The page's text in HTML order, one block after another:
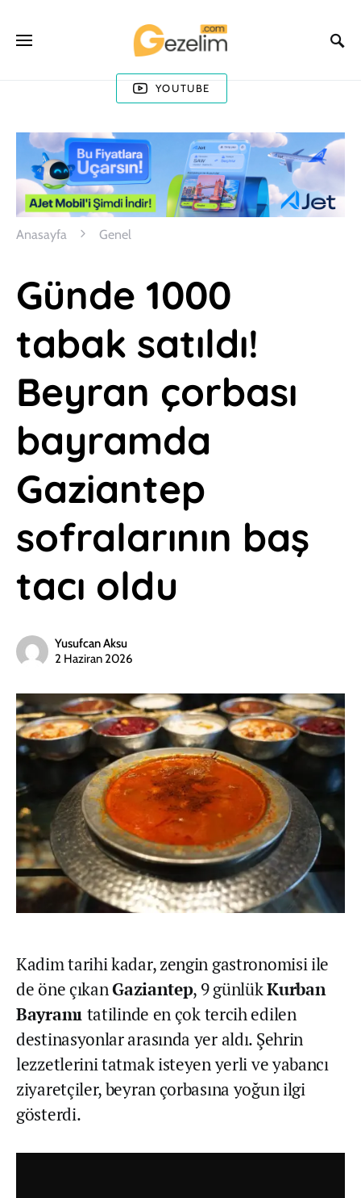
YOUTUBE
Anasayfa Genel
Günde 1000
tabak satıldı!
Beyran çorbası
bayramda
Gaziantep
sofralarının baş
tacı oldu
Yusufcan Aksu
2 Haziran 2026
Kadim tarihi kadar, zengin gastronomisi ile
de öne çıkanGaziantep, 9 günlükKurban
Bayramı tatilinde en çok tercih edilen
destinasyonlar arasında yer aldı. Şehrin
lezzetlerini tatmak isteyen yerli ve yabancı
ziyaretçiler, beyran çorbasına yoğun ilgi
gösterdi.